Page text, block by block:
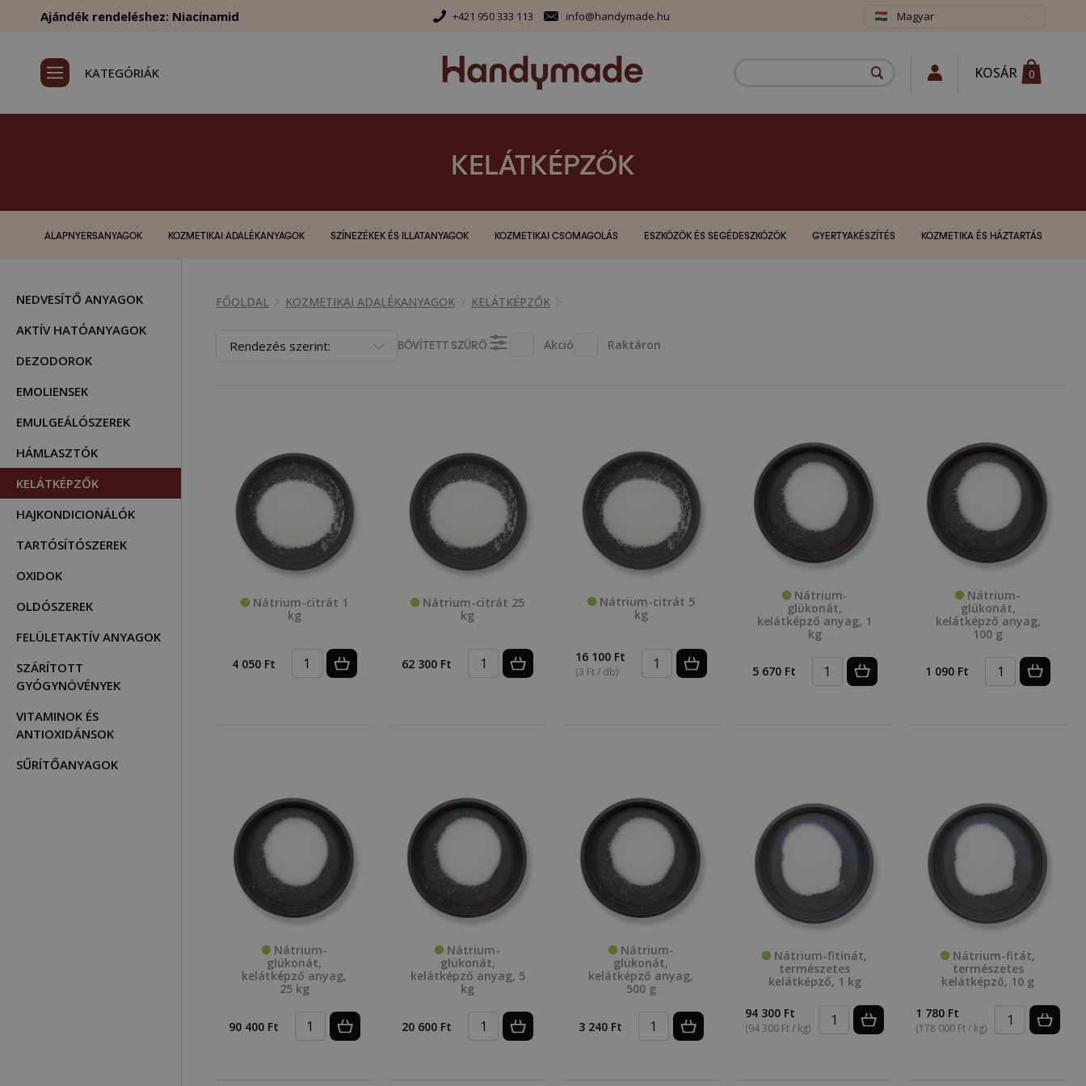
Ajándék rendeléshez: Niacinamid +421 950 333 113 info@handymade.hu Magyar
KATEGÓRIÁK KOSÁR 0
KELÁTKÉPZŐK
ALAPNYERSANYAGOK KOZMETIKAI ADALÉKANYAGOK SZÍNEZÉKEK ÉS ILLATANYAGOK KOZMETIKAI CSOMAGOLÁS ESZKÖZÖK ÉS SEGÉDESZKÖZÖK GYERTYAKÉSZÍTÉS KOZMETIKA ÉS HÁZTARTÁS
NEDVESÍTŐ ANYAGOK
AKTÍV HATÓANYAGOK
DEZODOROK
EMOLIENSEK
EMULGEÁLÓSZEREK
HÁMLASZTÓK
KELÁTKÉPZŐK
HAJKONDICIONÁLÓK
TARTÓSÍTÓSZEREK
OXIDOK
OLDÓSZEREK
FELÜLETAKTÍV ANYAGOK
SZÁRÍTOTT
GYÓGYNÖVÉNYEK
VITAMINOK ÉS
ANTIOXIDÁNSOK
SŰRÍTŐANYAGOK
FŐOLDAL KOZMETIKAI ADALÉKANYAGOK KELÁTKÉPZŐK
Rendezés szerint: BŐVÍTETT SZŰRŐ Akció Raktáron
Nátrium-citrát 1
kg
4 050 Ft
Nátrium-citrát 25
kg
62 300 Ft
Nátrium-citrát 5
kg
16 100 Ft
(3 Ft / db)
Nátrium-
glükonát,
kelátképző anyag, 1
kg
5 670 Ft
Nátrium-
glükonát,
kelátképző anyag,
100 g
1 090 Ft
Nátrium-
glükonát,
kelátképző anyag,
25 kg
90 400 Ft
Nátrium-
glükonát,
kelátképző anyag, 5
kg
20 600 Ft
Nátrium-
glükonát,
kelátképző anyag,
500 g
3 240 Ft
Nátrium-fitinát,
természetes
kelátképző, 1 kg
94 300 Ft
(94 300 Ft / kg)
Nátrium-fitát,
természetes
kelátképző, 10 g
1 780 Ft
(178 000 Ft / kg)